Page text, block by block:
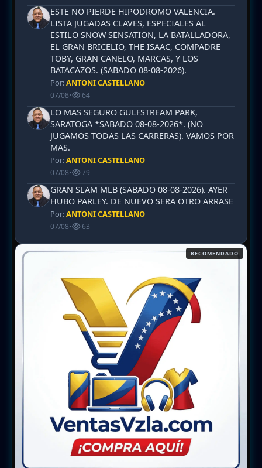
ESTE NO PIERDE HIPODROMO VALENCIA.
LISTA JUGADAS CLAVES, ESPECIALES AL
ESTILO SNOW SENSATION, LA BATALLADORA,
EL GRAN BRICELIO, THE ISAAC, COMPADRE
TOBY, GRAN CANELO, MARCAS, Y LOS
BATACAZOS. (SABADO 08-08-2026).
Por:ANTONI CASTELLANO
07/08• 64
LO MAS SEGURO GULFSTREAM PARK,
SARATOGA *SABADO 08-08-2026*. (NO
JUGAMOS TODAS LAS CARRERAS). VAMOS POR
MAS.
Por:ANTONI CASTELLANO
07/08• 79
GRAN SLAM MLB (SABADO 08-08-2026). AYER
HUBO PARLEY. DE NUEVO SERA OTRO ARRASE
Por:ANTONI CASTELLANO
07/08• 63
RECOMENDADO